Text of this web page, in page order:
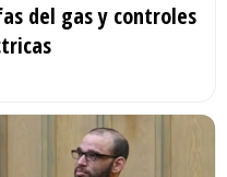
del gas y controles